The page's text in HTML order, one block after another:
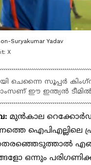
Suryakumar Yadav
X
ചെന്നൈ സൂപ്പര്‍
ഈ ഇന്ത്യൻ ടീമില്‍
മുൻകാല
ഐപിഎല്ലിലെ
തെരഞ്ഞെടുത്താൽ
ഒന്നും